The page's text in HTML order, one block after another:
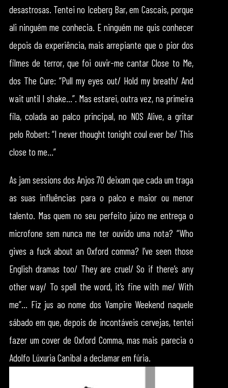
desastrosas. Tentei no Iceberg Bar, em Cascais, porque
ali ninguém me conhecia. E ninguém me quis conhecer
depois da experiência, mais arrepiante que o pior dos
filmes de terror, que foi ouvir-me cantar Close to Me,
dos The Cure: “Pull my eyes out/ Hold my breath/ And
wait until I shake…”. Mas estarei, outra vez, na primeira
fila, colada ao palco principal, no NOS Alive, a gritar
pelo Robert: “I never thought tonight coul ever be/ This
close to me…”
As jam sessions dos Anjos 70 deixam que cada um traga
as suas influências para o palco e maior ou menor
talento. Mas quem no seu perfeito juízo me entrega o
microfone sem nunca me ter ouvido uma nota? “Who
gives a fuck about an Oxford comma? I’ve seen those
English dramas too/ They are cruel/ So if there’s any
other way/ To spell the word, it’s fine with me/ With
me”… Fiz jus ao nome dos Vampire Weekend naquele
sábado em que, depois de incontáveis cervejas, tentei
fazer um cover de Oxford Comma, mas mais parecia o
Adolfo Lúxuria Canibal a declamar em fúria.